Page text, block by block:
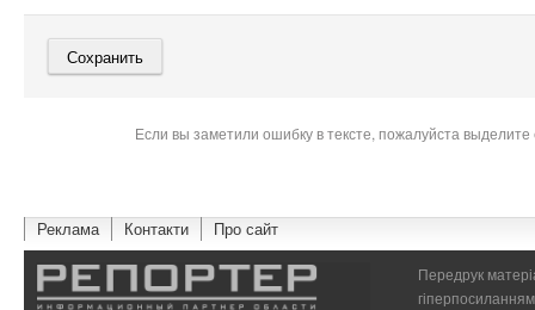
Если вы заметили ошибку в тексте, пожалуйста
Реклама Контакти Про сайт
Передрук